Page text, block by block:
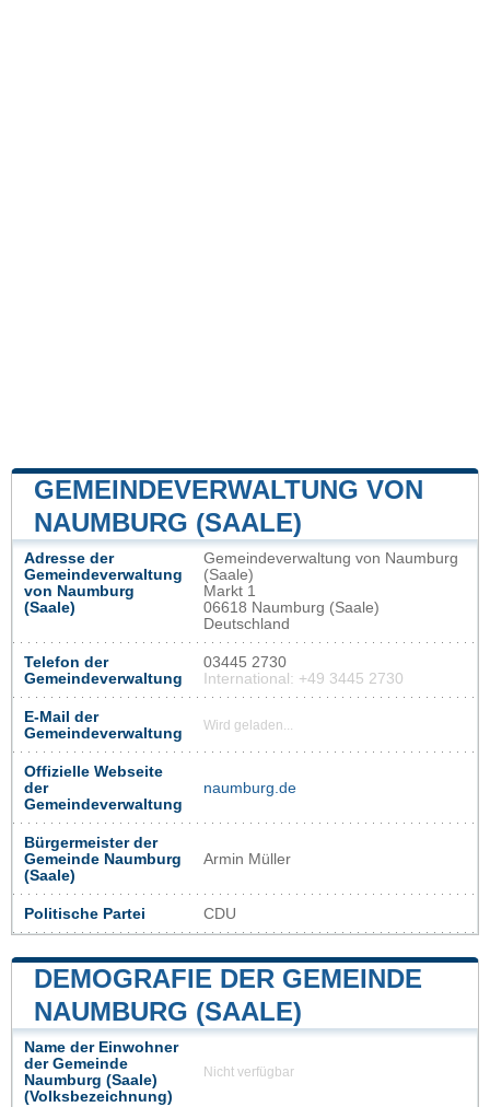
GEMEINDEVERWALTUNG VON
NAUMBURG (SAALE)
Adresse der
Gemeindeverwaltung
von Naumburg
(Saale)
Gemeindeverwaltung von Naumburg
(Saale)
Markt 1
06618 Naumburg (Saale)
Deutschland
Telefon der
Gemeindeverwaltung
03445 2730
International: +49 3445 2730
E-Mail der
Gemeindeverwaltung
Wird geladen...
Offizielle Webseite
der
Gemeindeverwaltung
naumburg.de
Bürgermeister der
Gemeinde Naumburg
(Saale)
Armin Müller
Politische Partei CDU
DEMOGRAFIE DER GEMEINDE
NAUMBURG (SAALE)
Name der Einwohner
der Gemeinde
Naumburg (Saale)
(Volksbezeichnung)
Nicht verfügbar